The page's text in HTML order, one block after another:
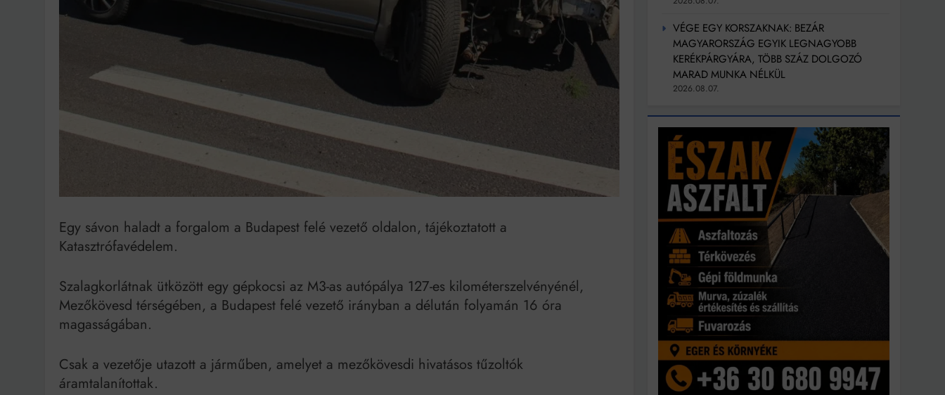
Egy sávon haladt a forgalom a Budapest felé vezető oldalon, tájékoztatott a
Katasztrófavédelem.
Szalagkorlátnak ütközött egy gépkocsi az M3-as autópálya 127-es kilométerszelvényénél,
Mezőkövesd térségében, a Budapest felé vezető irányban a délután folyamán 16 óra
magasságában.
Csak a vezetője utazott a járműben, amelyet a mezőkövesdi hivatásos tűzoltók
áramtalanítottak.
VÉGE EGY KORSZAKNAK: BEZÁR
MAGYARORSZÁG EGYIK LEGNAGYOBB
KERÉKPÁRGYÁRA, TÖBB SZÁZ DOLGOZÓ
MARAD MUNKA NÉLKÜL
2026.08.07.